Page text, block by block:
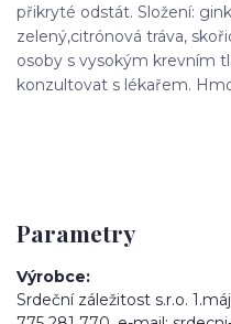
přikryté odstát. Složení:
zelený,citrónová tráva,
osoby s vysokým krevním
konzultovat s lékařem.
Parametry
Výrobce
Srdeční záležitost s.r.o.